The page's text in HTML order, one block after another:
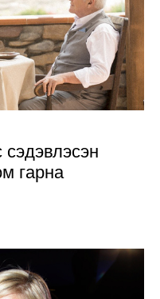
сэдэвлэсэн
гарна